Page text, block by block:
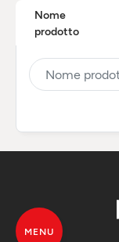
Nome
prodotto
MENU